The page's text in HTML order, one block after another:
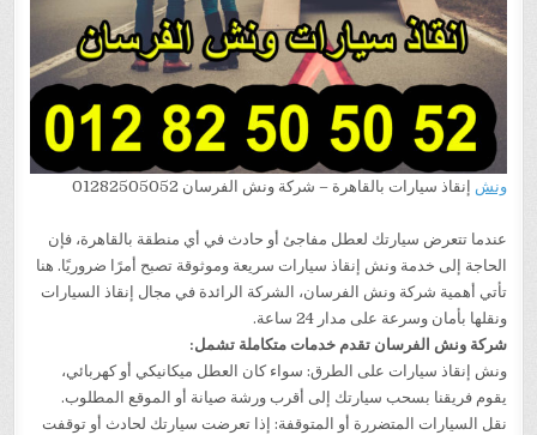
ونش إنقاذ سيارات بالقاهرة – شركة ونش الفرسان 01282505052
عندما تتعرض سيارتك لعطل مفاجئ أو حادث في أي منطقة بالقاهرة، فإن
الحاجة إلى خدمة ونش إنقاذ سيارات سريعة وموثوقة تصبح أمرًا ضروريًا. هنا
تأتي أهمية شركة ونش الفرسان، الشركة الرائدة في مجال إنقاذ السيارات
ونقلها بأمان وسرعة على مدار 24 ساعة.
شركة ونش الفرسان تقدم خدمات متكاملة تشمل:
ونش إنقاذ سيارات على الطرق: سواء كان العطل ميكانيكي أو كهربائي،
يقوم فريقنا بسحب سيارتك إلى أقرب ورشة صيانة أو الموقع المطلوب.
نقل السيارات المتضررة أو المتوقفة: إذا تعرضت سيارتك لحادث أو توقفت